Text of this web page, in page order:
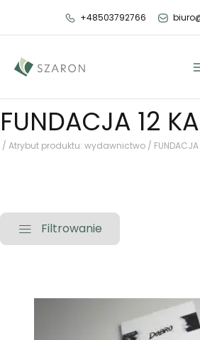
+48503792766
FUNDACJA 12
/ Atrybut produktu: wydawnictwo / FUNDACJA
Filtrowanie